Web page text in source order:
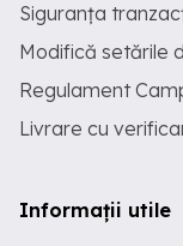
Siguranța
Modifică setările
Regulament
Livrare cu
Informații utile